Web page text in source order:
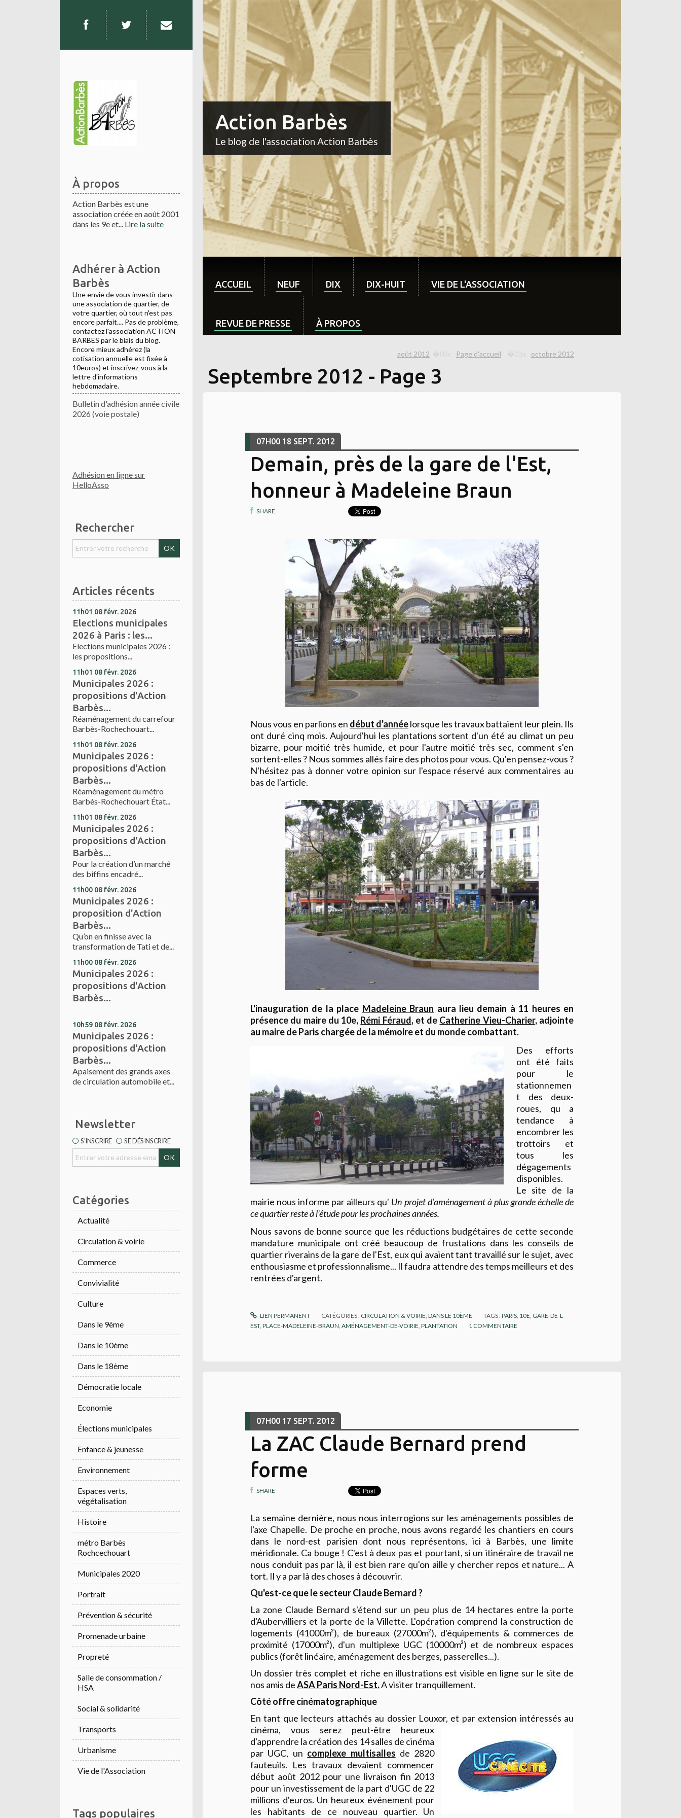
À propos
Action Barbès est une
association créée en août 2001
dans les 9e et... Lire la suite
Adhérer à Action
Barbès
Une envie de vous investir dans
une association de quartier, de
votre quartier, où tout n'est pas
encore parfait.... Pas de problème,
contactez l'association ACTION
BARBES par le biais du blog.
Encore mieux adhérez (la
cotisation annuelle est fixée à
10euros) et inscrivez-vous à la
lettre d'informations
hebdomadaire.
Bulletin d'adhésion année civile
2026 (voie postale)
Adhésion en ligne sur
HelloAsso
Rechercher
Articles récents
11h01 08 févr. 2026
Elections municipales
2026 à Paris : les...
Elections municipales 2026 :
les propositions...
11h01 08 févr. 2026
Municipales 2026 :
propositions d'Action
Barbès...
Réaménagement du carrefour
Barbès-Rochechouart...
11h01 08 févr. 2026
Municipales 2026 :
propositions d'Action
Barbès...
Réaménagement du métro
Barbès-Rochechouart État...
11h01 08 févr. 2026
Municipales 2026 :
propositions d'Action
Barbès...
Pour la création d’un marché
des biffins encadré...
11h00 08 févr. 2026
Municipales 2026 :
proposition d'Action
Barbès...
Qu’on en finisse avec la
transformation de Tati et de...
11h00 08 févr. 2026
Municipales 2026 :
propositions d'Action
Barbès...
10h59 08 févr. 2026
Municipales 2026 :
propositions d'Action
Barbès...
Apaisement des grands axes
de circulation automobile et...
Newsletter
S'INSCRIRE SE DÉSINSCRIRE
Catégories
Actualité
Circulation & voirie
Commerce
Convivialité
Culture
Dans le 9ème
Dans le 10ème
Dans le 18ème
Démocratie locale
Economie
Élections municipales
Enfance & jeunesse
Environnement
Espaces verts,
végétalisation
Histoire
métro Barbès
Rochcechouart
Municipales 2020
Portrait
Prévention & sécurité
Promenade urbaine
Propreté
Salle de consommation /
HSA
Social & solidarité
Transports
Urbanisme
Vie de l'Association
Tags populaires
Action Barbès
Le blog de l'association Action Barbès
ACCUEIL NEUF DIX DIX-HUIT VIE DE L'ASSOCIATION
REVUE DE PRESSE À PROPOS
août 2012 Page d'accueil octobre 2012
Septembre 2012 - Page 3
07H00 18 SEPT. 2012
Demain, près de la gare de l'Est,
honneur à Madeleine Braun
SHARE
Nous vous en parlions en début d'annéelorsque les travaux battaient leur plein. Ils
ont duré cinq mois. Aujourd'hui les plantations sortent d'un été au climat un peu
bizarre, pour moitié très humide, et pour l'autre moitié très sec, comment s'en
sortent-elles ? Nous sommes allés faire des photos pour vous. Qu'en pensez-vous ?
N'hésitez pas à donner votre opinion sur l'espace réservé aux commentaires au
bas de l'article.
L'inauguration de la place Madeleine Braun aura lieu demain à 11 heures en
présence du maire du 10e, Rémi Féraud, et de Catherine Vieu-Charier, adjointe
au maire de Paris chargée de la mémoire et du monde combattant.
Des efforts
ont été faits
pour le
stationnemen
t des deux-
roues, qu a
tendance à
encombrer les
trottoirs et
tous les
dégagements
disponibles.
Le site de la
mairie nous informe par ailleurs qu' Un projet d’aménagement à plus grande échelle de
ce quartier reste à l’étude pour les prochaines années.
Nous savons de bonne source que les réductions budgétaires de cette seconde
mandature municipale ont créé beaucoup de frustations dans les conseils de
quartier riverains de la gare de l'Est, eux qui avaient tant travaillé sur le sujet, avec
enthousiasme et professionnalisme... Il faudra attendre des temps meilleurs et des
rentrées d'argent.
LIEN PERMANENT CATÉGORIES : CIRCULATION & VOIRIE ,DANS LE 10ÈME TAGS :PARIS 10E GARE-DE-L-
EST, PLACE-MADELEINE-BRAUN AMÉNAGEMENT-DE-VOIRIE PLANTATION 1 COMMENTAIRE
07H00 17 SEPT. 2012
La ZAC Claude Bernard prend
forme
SHARE
La semaine dernière, nous nous interrogions sur les aménagements possibles de
l'axe Chapelle. De proche en proche, nous avons regardé les chantiers en cours
dans le nord-est parisien dont nous représentons, ici à Barbès, une limite
méridionale. Ca bouge ! C'est à deux pas et pourtant, si un itinéraire de travail ne
nous conduit pas par là, il est bien rare qu'on aille y chercher repos et nature... A
tort. Il y a par là des choses à découvrir.
Qu'est-ce que le secteur Claude Bernard ?
La zone Claude Bernard s'étend sur un peu plus de 14 hectares entre la porte
d'Aubervilliers et la porte de la Villette. L'opération comprend la construction de
logements (41000m²), de bureaux (27000m²), d'équipements & commerces de
proximité (17000m²), d'un multiplexe UGC (10000m²) et de nombreux espaces
publics (forêt linéaire, aménagement des berges, passerelles...).
Un dossier très complet et riche en illustrations est visible en ligne sur le site de
nos amis deASA Paris Nord-Est.A visiter tranquillement.
Côté offre cinématographique
En tant que lecteurs attachés au dossier Louxor, et par extension intéressés au
cinéma, vous serez peut-être heureux
d'apprendre la création des 14 salles de cinéma
par UGC, un complexe multisalles de 2820
fauteuils. Les travaux devaient commencer
début août 2012 pour une livraison fin 2013
pour un investissement de la part d'UGC de 22
millions d'euros. Un heureux événement pour
les habitants de ce nouveau quartier. Un